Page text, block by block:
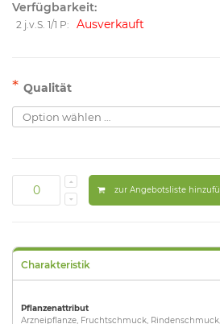
Verfügbarkeit:
2 j.v.S. 1/1 P: Ausverkauft
* Qualität
zur Angebotsliste
Charakteristik
Pflanzenattribut
Arzneipflanze, Fruchtschmuck,